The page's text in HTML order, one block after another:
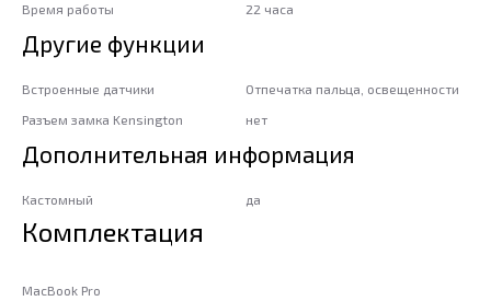
Время работы
22 часа
Другие функции
Встроенные датчики
Отпечатка пальца, освещенности
Разъем замка Kensington
нет
Дополнительная информация
Кастомный да
Комплектация
MacBook Pro